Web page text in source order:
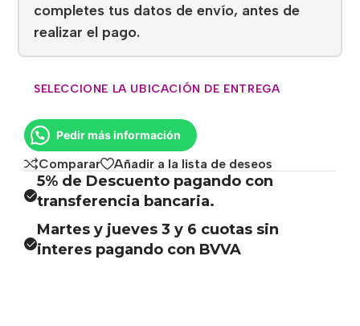
completes tus datos de envío, antes de
realizar el pago.
SELECCIONE LA UBICACIÓN DE ENTREGA
Pedir más información
Comparar Añadir a la lista de deseos
5% de Descuento pagando con
transferencia bancaria.
Martes y jueves 3 y 6 cuotas sin
interes pagando con BVVA